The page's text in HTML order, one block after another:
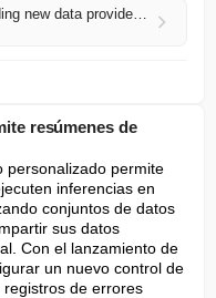
AWS Clean Rooms supports adding new data providers to existing collaborations
resúmenes de
personalizado permite
inferencias en
conjuntos de datos
sus datos
Con el lanzamiento de
un nuevo control de
de errores